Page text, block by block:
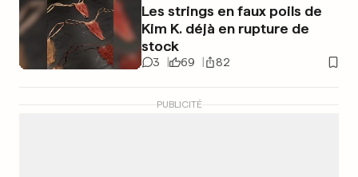
Les strings en faux poils de
Kim K. déjà en rupture de
stock
3 69 82
PUBLICITÉ